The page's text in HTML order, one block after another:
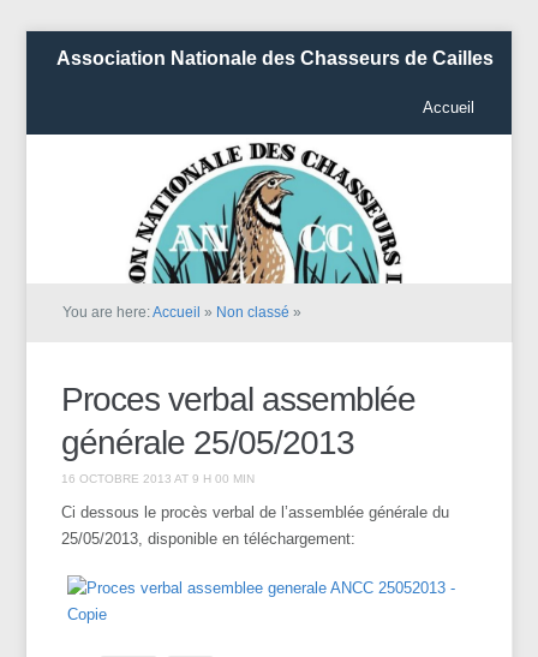
Association Nationale des Chasseurs de Cailles
Accueil
You are here:Accueil » Non classé »
Proces verbal assemblée
générale 25/05/2013
16 OCTOBRE 2013 AT 9 H 00 MIN
Ci dessous le procès verbal de l’assemblée générale du
25/05/2013, disponible en téléchargement: